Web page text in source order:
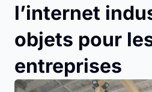
l’internet
objets pour
entreprises